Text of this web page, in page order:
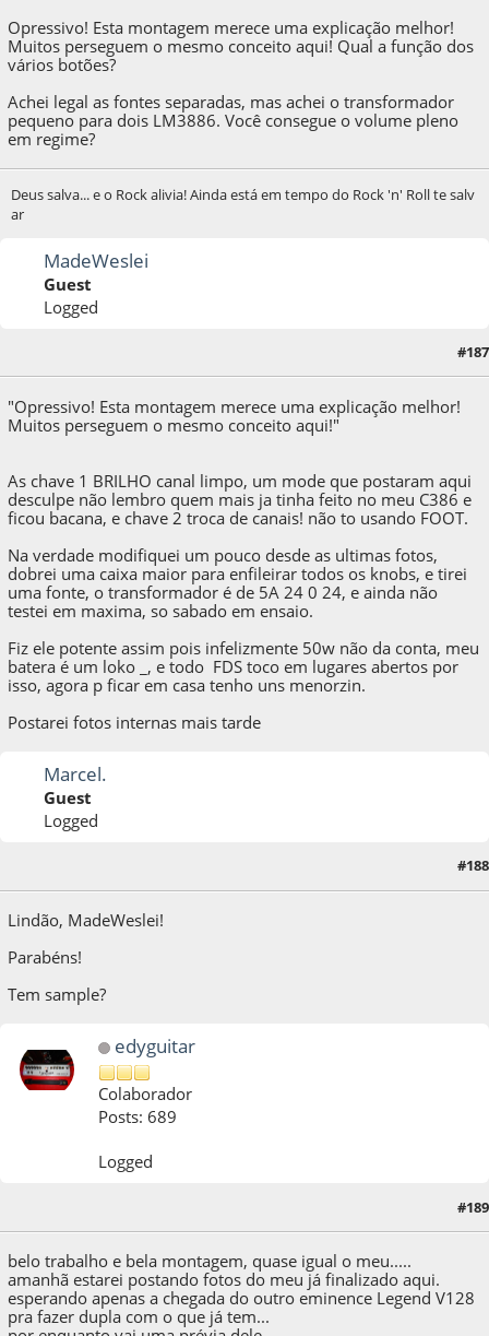
Opressivo! Esta montagem merece uma explicação melhor!
Muitos perseguem o mesmo conceito aqui! Qual a função dos
vários botões?
Achei legal as fontes separadas, mas achei o transformador
pequeno para dois LM3886. Você consegue o volume pleno
em regime?
Deus salva... e o Rock alivia! Ainda está em tempo do Rock 'n' Roll te salv
ar
MadeWeslei
Guest
Logged
#187
"Opressivo! Esta montagem merece uma explicação melhor!
Muitos perseguem o mesmo conceito aqui!"
As chave 1 BRILHO canal limpo, um mode que postaram aqui
desculpe não lembro quem mais ja tinha feito no meu C386 e
ficou bacana, e chave 2 troca de canais! não to usando FOOT.
Na verdade modifiquei um pouco desde as ultimas fotos,
dobrei uma caixa maior para enfileirar todos os knobs, e tirei
uma fonte, o transformador é de 5A 24 0 24, e ainda não
testei em maxima, so sabado em ensaio.
Fiz ele potente assim pois infelizmente 50w não da conta, meu
batera é um loko _, e todo FDS toco em lugares abertos por
isso, agora p ficar em casa tenho uns menorzin.
Postarei fotos internas mais tarde
Marcel.
Guest
Logged
#188
Lindão, MadeWeslei!
Parabéns!
Tem sample?
edyguitar
Colaborador
Posts: 689
Logged
#189
belo trabalho e bela montagem, quase igual o meu.....
amanhã estarei postando fotos do meu já finalizado aqui.
esperando apenas a chegada do outro eminence Legend V128
pra fazer dupla com o que já tem...